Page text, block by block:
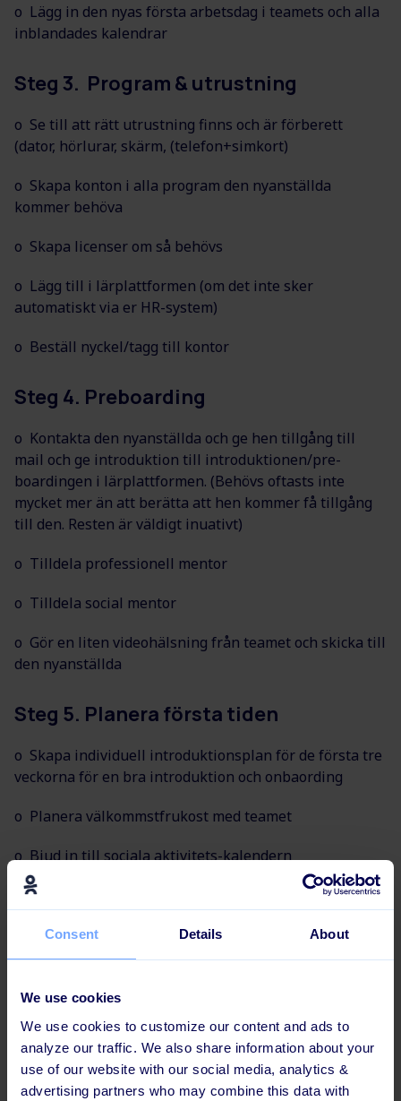
Consent Details About
We use cookies
We use cookies to customize our content and ads to
analyze our traffic. We also share information about your
use of our website with our social media, analytics &
advertising partners who may combine this data with
o Lägg in den nyas första arbetsdag i teamets och alla
inblandades kalendrar
Steg 3. Program & utrustning
o Se till att rätt utrustning finns och är förberett
(dator, hörlurar, skärm, (telefon+simkort)
o Skapa konton i alla program den nyanställda
kommer behöva
o Skapa licenser om så behövs
o Lägg till i lärplattformen (om det inte sker
automatiskt via er HR-system)
o Beställ nyckel/tagg till kontor
Steg 4. Preboarding
o Kontakta den nyanställda och ge hen tillgång till
mail och ge introduktion till introduktionen/pre-
boardingen i lärplattformen. (Behövs oftasts inte
mycket mer än att berätta att hen kommer få tillgång
till den. Resten är väldigt inuativt)
o Tilldela professionell mentor
o Tilldela social mentor
o Gör en liten videohälsning från teamet och skicka till
den nyanställda
Steg 5. Planera första tiden
o Skapa individuell introduktionsplan för de första tre
veckorna för en bra introduktion och onbaording
o Planera välkommstfrukost med teamet
o Bjud in till sociala aktivitets-kalendern
o Se till att skrivbord, stol, skärm, välkommst-skylt,
anteckningsblock, pennor etc finns på plats
Vikten av en bra
introduktionsplan
När vi känner oss trygga presterar vi bättre. På
Learningbank skapar vi därför alltid en individuell
plan för den nyanställdas introduktion. De första tre